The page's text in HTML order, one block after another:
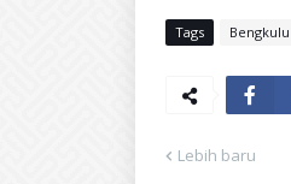
Tags Bengkulu
Lebih baru